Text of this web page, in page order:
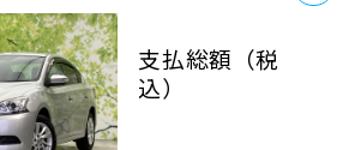
支払総額 （税
込）